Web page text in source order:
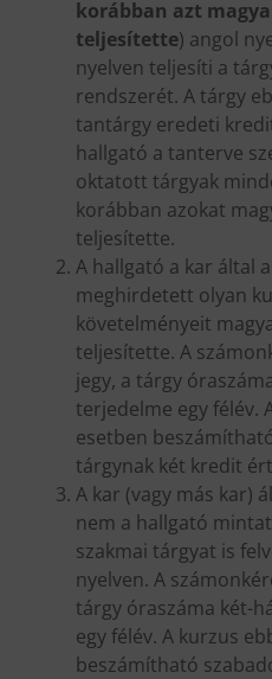
korábban azt
teljesítette) angol
nyelven teljesíti a
rendszerét. A tárgy
tantárgy eredeti
hallgató a tanterve
oktatott tárgyak
korábban azokat
teljesítette.
A hallgató a kar által
meghirdetett olyan
követelményeit
teljesítette. A
jegy, a tárgy
terjedelme egy félév.
esetben
tárgynak két kredit
A kar (vagy más kar)
nem a hallgató
szakmai tárgyat is
nyelven. A
tárgy óraszáma két-
egy félév. A kurzus
beszámítható